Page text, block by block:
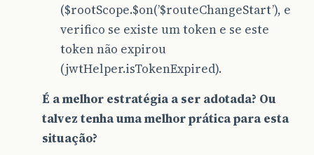
($rootScope.$on(’$routeChangeStart’), e
verifico se existe um token e se este
token não expirou
(jwtHelper.isTokenExpired).
É a melhor estratégia a ser adotada? Ou
talvez tenha uma melhor prática para esta
situação?